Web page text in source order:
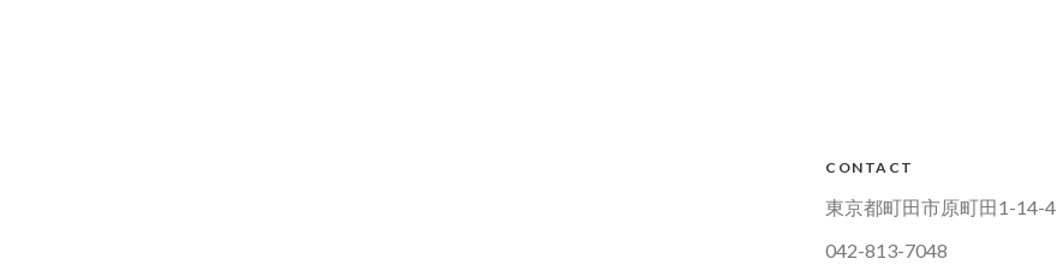
CONTACT
東京都町田市原町田1-14-4
042-813-7048